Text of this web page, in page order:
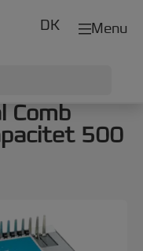
Menu
DK
Comb
500